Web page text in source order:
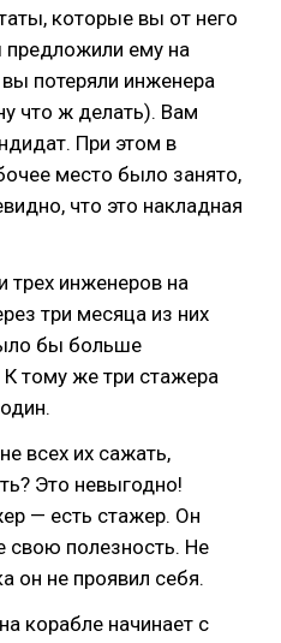
которые вы от него
предложили ему на
потеряли инженера
что ж делать). Вам
При этом в
место было занято,
что это накладная
трех инженеров на
три месяца из них
бы больше
К тому же три стажера
всех их сажать,
Это невыгодно!
— есть стажер. Он
свою полезность. Не
он не проявил себя.
корабле начинает с